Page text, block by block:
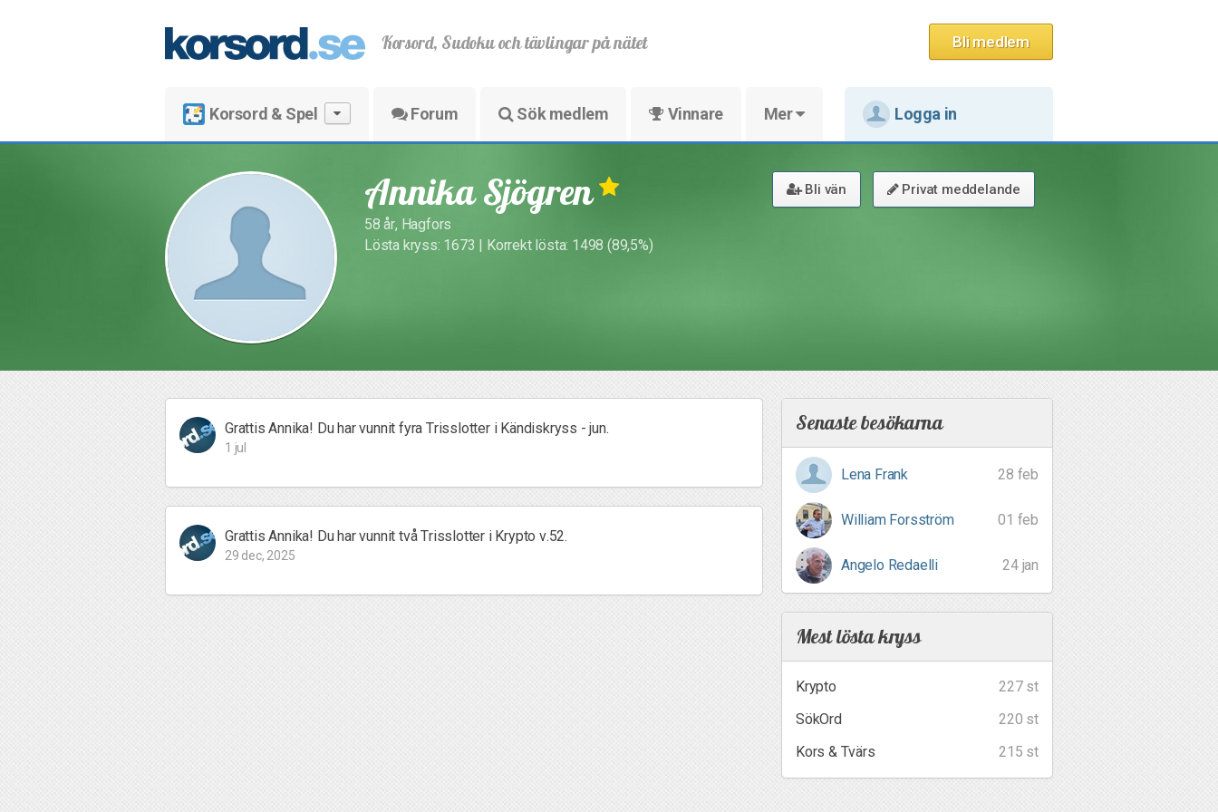
Bli medlem
Korsord, Sudoku och tävlingar på nätet
Korsord & Spel Forum Sök medlem Vinnare Mer Logga in
Annika Sjögren
58 år, Hagfors
Lösta kryss: 1673 | Korrekt lösta: 1498 (89,5%)
Bli vän Privat meddelande
Grattis Annika! Du har vunnit fyra Trisslotter i Kändiskryss - jun.
1 jul
Grattis Annika! Du har vunnit två Trisslotter i Krypto v.52.
29 dec, 2025
Senaste besökarna
Lena Frank 28 feb
William Forsström 01 feb
Angelo Redaelli 24 jan
Mest lösta kryss
Krypto
227 st
SökOrd
220 st
Kors & Tvärs
215 st